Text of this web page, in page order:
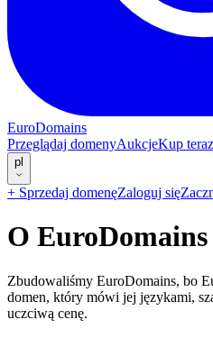
EuroDomains
Przeglądaj domenyAukcjeKup teraz
pl
+ Sprzedaj domenęZaloguj się
O EuroDomains
Zbudowaliśmy EuroDomains, bo
domen, który mówi jej językami,
uczciwą cenę.